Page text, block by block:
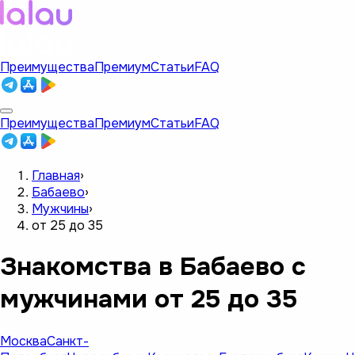
ПреимуществаПремиумСтатьиFAQ
ПреимуществаПремиумСтатьиFAQ
Главная›
Бабаево›
Мужчины›
от 25 до 35
Знакомства в Бабаево с
мужчинами от 25 до 35
МоскваСанкт-